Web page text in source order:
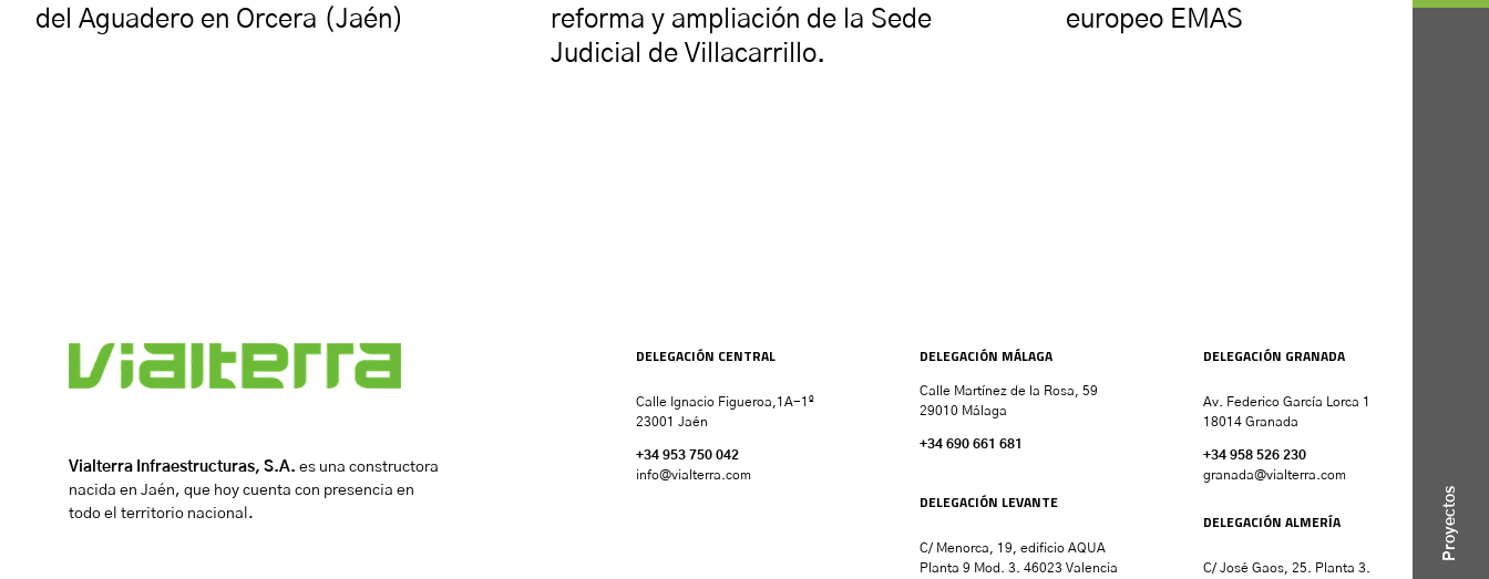
Proyectos
del Aguadero en Orcera (Jaén)
reforma y ampliación de la Sede
Judicial de Villacarrillo.
europeo EMAS
Vialterra Infraestructuras, S.A. es una constructora
nacida en Jaén, que hoy cuenta con presencia en
todo el territorio nacional.
DELEGACIÓN CENTRAL
Calle Ignacio Figueroa,1A-1º
23001 Jaén
+34 953 750 042
info@vialterra.com
DELEGACIÓN MÁLAGA
Calle Martínez de la Rosa, 59
29010 Málaga
+34 690 661 681
DELEGACIÓN LEVANTE
C/ Menorca, 19, edificio AQUA
Planta 9 Mod. 3. 46023 Valencia
DELEGACIÓN GRANADA
Av. Federico García Lorca 1
18014 Granada
+34 958 526 230
granada@vialterra.com
DELEGACIÓN ALMERÍA
C/ José Gaos, 25. Planta 3.